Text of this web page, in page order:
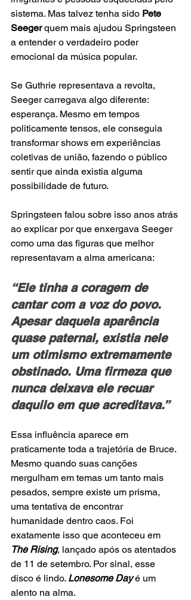
sistema. Mas talvez tenha sido Pete
Seeger quem mais ajudou Springsteen
a entender o verdadeiro poder
emocional da música popular.
Se Guthrie representava a revolta,
Seeger carregava algo diferente:
esperança. Mesmo em tempos
politicamente tensos, ele conseguia
transformar shows em experiências
coletivas de união, fazendo o público
sentir que ainda existia alguma
possibilidade de futuro.
Springsteen falou sobre isso anos atrás
ao explicar por que enxergava Seeger
como uma das figuras que melhor
representavam a alma americana:
“Ele tinha a coragem de
cantar com a voz do povo.
Apesar daquela aparência
quase paternal, existia nele
um otimismo extremamente
obstinado. Uma firmeza que
nunca deixava ele recuar
daquilo em que acreditava.”
Essa influência aparece em
praticamente toda a trajetória de Bruce.
Mesmo quando suas canções
mergulham em temas um tanto mais
pesados, sempre existe um prisma,
uma tentativa de encontrar
humanidade dentro caos. Foi
exatamente isso que aconteceu em
The Rising, lançado após os atentados
de 11 de setembro. Por sinal, esse
disco é lindo. Lonesome Day é um
alento na alma.